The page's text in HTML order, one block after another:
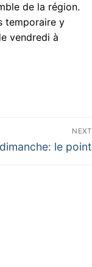
de la région.
temporaire y
vendredi à
NEXT
le point